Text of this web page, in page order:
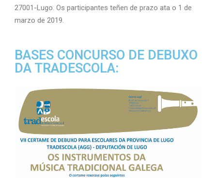
27001-Lugo. Os participantes teñen de prazo ata o 1 de
marzo de 2019.
BASES CONCURSO DE DEBUXO
DA TRADESCOLA: